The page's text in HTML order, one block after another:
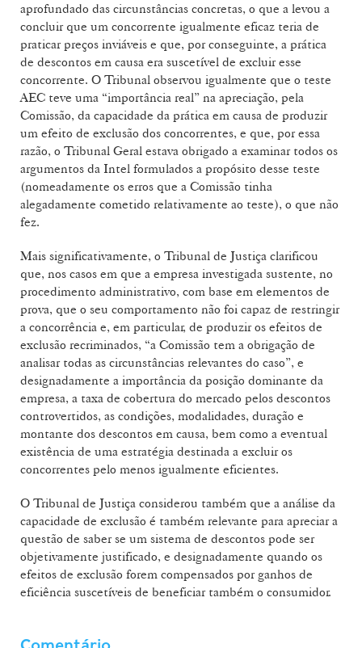
aprofundado das circunstâncias concretas, o que a levou a
concluir que um concorrente igualmente eficaz teria de
praticar preços inviáveis e que, por conseguinte, a prática
de descontos em causa era suscetível de excluir esse
concorrente. O Tribunal observou igualmente que o teste
AEC teve uma “importância real” na apreciação, pela
Comissão, da capacidade da prática em causa de produzir
um efeito de exclusão dos concorrentes, e que, por essa
razão, o Tribunal Geral estava obrigado a examinar todos os
argumentos da Intel formulados a propósito desse teste
(nomeadamente os erros que a Comissão tinha
alegadamente cometido relativamente ao teste), o que não
fez.
Mais significativamente, o Tribunal de Justiça clarificou
que, nos casos em que a empresa investigada sustente, no
procedimento administrativo, com base em elementos de
prova, que o seu comportamento não foi capaz de restringir
a concorrência e, em particular, de produzir os efeitos de
exclusão recriminados, “a Comissão tem a obrigação de
analisar todas as circunstâncias relevantes do caso”, e
designadamente a importância da posição dominante da
empresa, a taxa de cobertura do mercado pelos descontos
controvertidos, as condições, modalidades, duração e
montante dos descontos em causa, bem como a eventual
existência de uma estratégia destinada a excluir os
concorrentes pelo menos igualmente eficientes.
O Tribunal de Justiça considerou também que a análise da
capacidade de exclusão é também relevante para apreciar a
questão de saber se um sistema de descontos pode ser
objetivamente justificado, e designadamente quando os
efeitos de exclusão forem compensados por ganhos de
eficiência suscetíveis de beneficiar também o consumidor.